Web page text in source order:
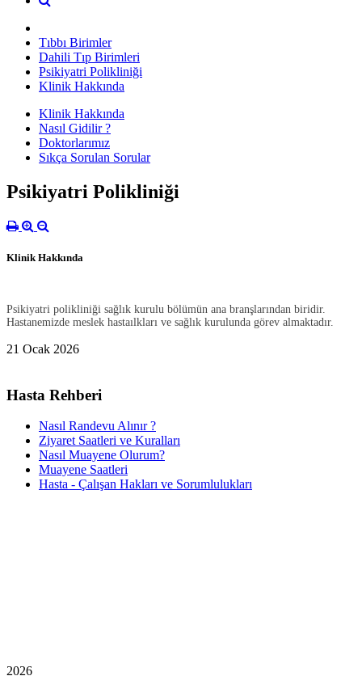
Tıbbı Birimler
Dahili Tıp Birimleri
Psikiyatri Polikliniği
Klinik Hakkında
Klinik Hakkında
Nasıl Gidilir ?
Doktorlarımız
Sıkça Sorulan Sorular
Psikiyatri Polikliniği
Klinik Hakkında
Psikiyatri polikliniği sağlık kurulu bölümün ana branşlarından biridir.
Hastanemizde meslek hastaılkları ve sağlık kurulunda görev almaktadır.
21 Ocak 2026
Hasta Rehberi
Nasıl Randevu Alınır ?
Ziyaret Saatleri ve Kuralları
Nasıl Muayene Olurum?
Muayene Saatleri
Hasta - Çalışan Hakları ve Sorumlulukları
2026